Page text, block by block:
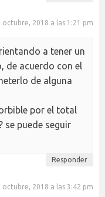
octubre, 2018 a las 1:21 pm
a tener un
de acuerdo con el
de alguna
por el total
se puede seguir
Responder
octubre, 2018 a las 3:42 pm